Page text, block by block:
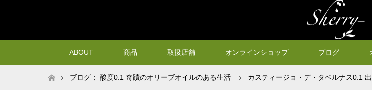
ABOUT 商品 取扱店舗 オンラインショップ ブログ
ホームブログ； 酸度0.1 奇蹟のオリーブオイルのある生活 カスティージョ・デ・タベルナス0.1